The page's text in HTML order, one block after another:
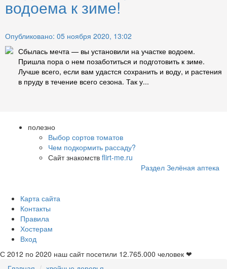
водоема к зиме!
Опубликовано: 05 ноября 2020, 13:02
Сбылась мечта — вы уста­новили на участке водоем.
Пришла пора о нем поза­ботиться и подготовить к зиме.
Лучше всего, если вам удастся сохранить и воду, и растения
в пруду в течение всего сезона. Так у...
полезно
Выбор сортов томатов
Чем подкормить рассаду?
Сайт знакомств flirt-me.ru
Раздел Зелёная аптека
Карта сайта
Контакты
Правила
Хостерам
Вход
С 2012 по 2020 наш сайт посетили 12.765.000 человек ❤